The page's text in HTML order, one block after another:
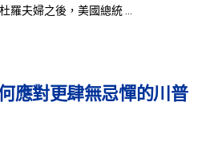
羅夫婦之後，美國總統 ...
應對更肆無忌憚的川普